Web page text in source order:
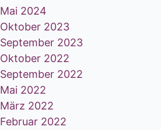
Mai 2024
Oktober 2023
September 2023
Oktober 2022
September 2022
Mai 2022
März 2022
Februar 2022